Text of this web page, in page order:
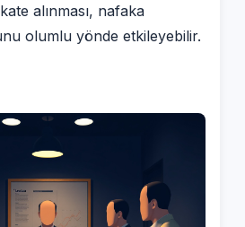
alınması, nafaka
olumlu yönde etkileyebilir.